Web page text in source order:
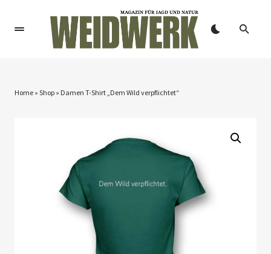
Home » Shop » Damen T-Shirt „Dem Wild verpflichtet“